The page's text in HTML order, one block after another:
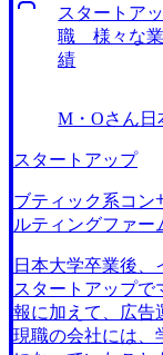
スタートア
職 様々な業
績
M・Oさん 日
スタートアップ
ブティック系コン
ルティングファー
日本大学卒業後
スタートアップで
報に加えて、広告
現職の会社には、